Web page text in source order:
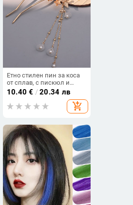
Етно стилен пин за коса
от сплав, с пискюл и
цветна украса, ръчна
изработка, сватбен
аксесоар | Пролет 2024
10.40 € /20.34 лв
add_shopping_cart